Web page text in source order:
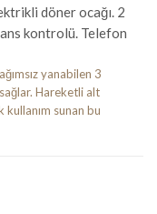
döner ocağı. 2
kontrolü. Telefon